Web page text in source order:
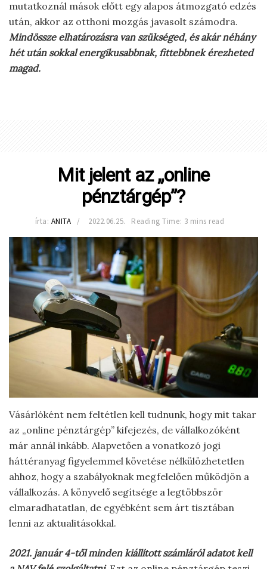
mutatkoznál mások előtt egy alapos átmozgató edzés
után, akkor az otthoni mozgás javasolt számodra.
Mindössze elhatározásra van szükséged, és akár néhány
hét után sokkal energikusabbnak, fittebbnek érezheted
magad.
Mit jelent az „online
pénztárgép”?
írta: ANITA 2022.06.25. Reading Time: 3 mins read
Vásárlóként nem feltétlen kell tudnunk, hogy mit takar
az „online pénztárgép” kifejezés, de vállalkozóként
már annál inkább. Alapvetően a vonatkozó jogi
háttéranyag figyelemmel követése nélkülözhetetlen
ahhoz, hogy a szabályoknak megfelelően működjön a
vállalkozás. A könyvelő segítsége a legtöbbször
elmaradhatatlan, de egyébként sem árt tisztában
lenni az aktualitásokkal.
2021. január 4-től minden kiállított számláról adatot kell